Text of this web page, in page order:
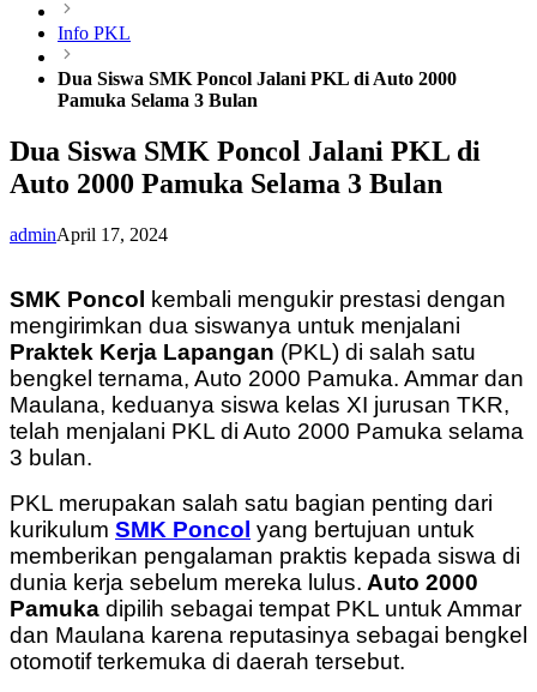
Info PKL
Dua Siswa SMK Poncol Jalani PKL di Auto 2000
Pamuka Selama 3 Bulan
Dua Siswa SMK Poncol Jalani PKL di
Auto 2000 Pamuka Selama 3 Bulan
adminApril 17, 2024
SMK Poncol kembali mengukir prestasi dengan
mengirimkan dua siswanya untuk menjalani
Praktek Kerja Lapangan (PKL) di salah satu
bengkel ternama, Auto 2000 Pamuka. Ammar dan
Maulana, keduanya siswa kelas XI jurusan TKR,
telah menjalani PKL di Auto 2000 Pamuka selama
3 bulan.
PKL merupakan salah satu bagian penting dari
kurikulum SMK Poncol yang bertujuan untuk
memberikan pengalaman praktis kepada siswa di
dunia kerja sebelum mereka lulus. Auto 2000
Pamuka dipilih sebagai tempat PKL untuk Ammar
dan Maulana karena reputasinya sebagai bengkel
otomotif terkemuka di daerah tersebut.